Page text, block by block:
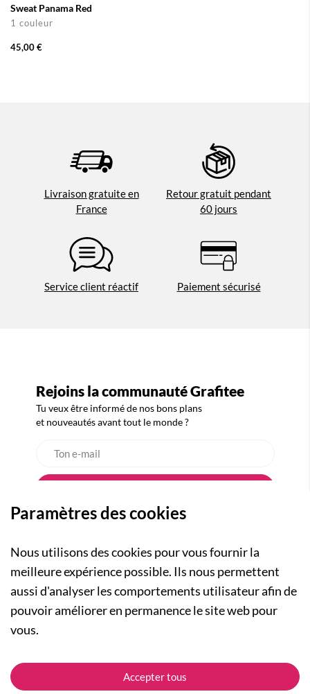
Sweat Panama Red
1 couleur
45,00 €
Livraison gratuite en
France
Retour gratuit pendant
60 jours
Service client réactif Paiement sécurisé
Rejoins la communauté Grafitee
Tu veux être informé de nos bons plans
et nouveautés avant tout le monde ?
A PROPOS
Qui sommes-nous ?
Actualités
Nos engagements
NOS RUBRIQUES
Collection Femme
ASSISTANCE
Suivre ma commande
Paramètres des cookies
Nous utilisons des cookies pour vous fournir la
meilleure expérience possible. Ils nous permettent
aussi d'analyser les comportements utilisateur afin de
pouvoir améliorer en permanence le site web pour
vous.
Accepter tous